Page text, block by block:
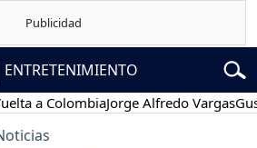
ENTRETENIMIENTO
ColombiaJorge Alfredo Vargas